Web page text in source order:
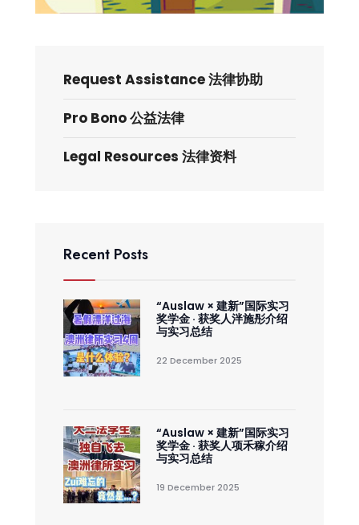
Request Assistance 法律协助
Pro Bono 公益法律
Legal Resources 法律资料
Recent Posts
“Auslaw × 建新”国际实习
奖学金 · 获奖人泮施彤介绍
与实习总结
22 December 2025
“Auslaw × 建新”国际实习
奖学金 · 获奖人项禾稼介绍
与实习总结
19 December 2025